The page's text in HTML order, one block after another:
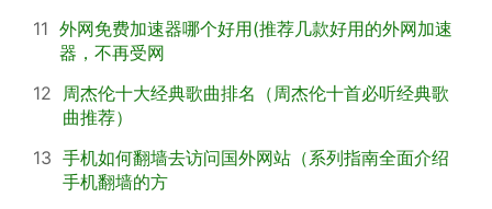
11 外网免费加速器哪个好用(推荐几款好用的外网加速
器，不再受网
12
周杰伦十大经典歌曲排名（周杰伦十首必听经典歌
曲推荐）
13 手机如何翻墙去访问国外网站（系列指南全面介绍
手机翻墙的方